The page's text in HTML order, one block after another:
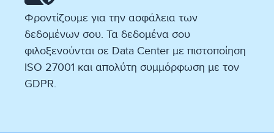
Φροντίζουμε για την ασφάλεια των
δεδομένων σου. Τα δεδομένα σου
φιλοξενούνται σε Data Center με πιστοποίηση
ISO 27001 και απολύτη συμμόρφωση με τον
GDPR.